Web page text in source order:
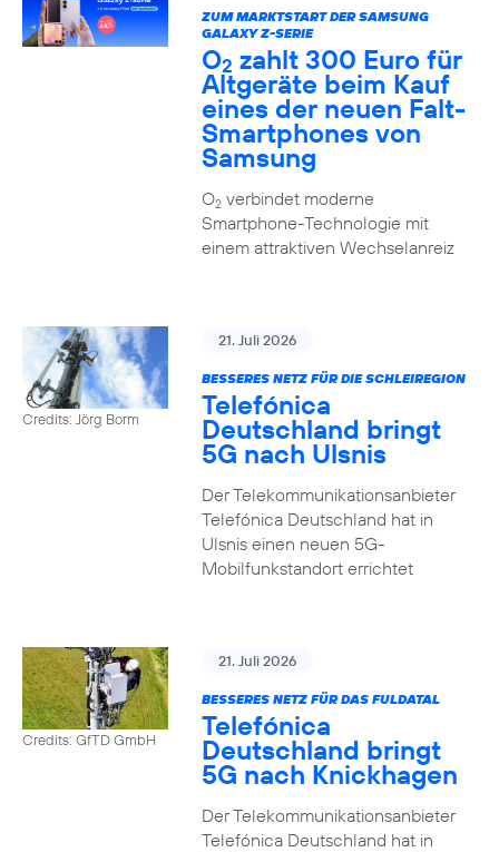
ZUM MARKTSTART DER SAMSUNG
GALAXY Z-SERIE
O2 zahlt 300 Euro für
Altgeräte beim Kauf
eines der neuen Falt-
Smartphones von
Samsung
O2verbindet moderne
Smartphone-Technologie mit
einem attraktiven Wechselanreiz
Credits: Jörg Borm
21. Juli 2026
BESSERES NETZ FÜR DIE SCHLEIREGION
Telefónica
Deutschland bringt
5G nach Ulsnis
Der Telekommunikationsanbieter
Telefónica Deutschland hat in
Ulsnis einen neuen 5G-
Mobilfunkstandort errichtet
Credits: GfTD GmbH
21. Juli 2026
BESSERES NETZ FÜR DAS FULDATAL
Telefónica
Deutschland bringt
5G nach Knickhagen
Der Telekommunikationsanbieter
Telefónica Deutschland hat in